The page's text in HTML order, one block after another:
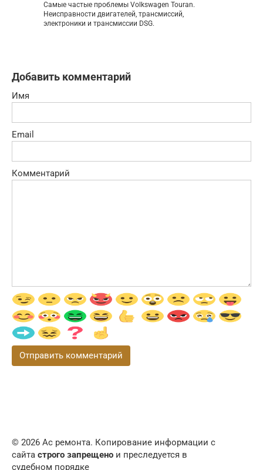
Самые частые проблемы Volkswagen Touran.
Неисправности двигателей, трансмиссий,
электроники и трансмиссии DSG.
Добавить комментарий
Имя
Email
Комментарий
© 2026 Ас ремонта. Копирование информации с
сайта строго запрещено и преследуется в
судебном порядке